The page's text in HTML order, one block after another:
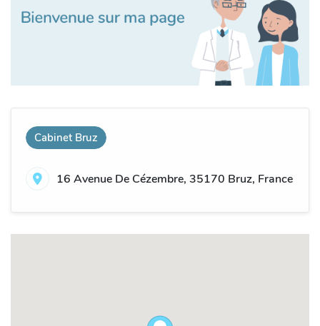
Cabinet Bruz
16 Avenue De Cézembre, 35170 Bruz, France